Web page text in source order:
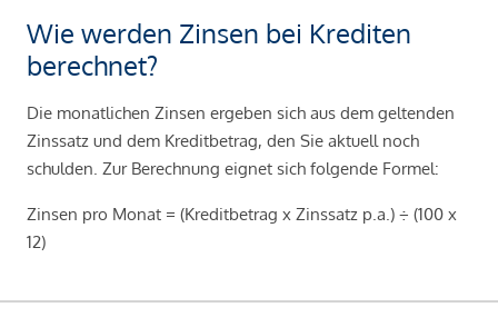
Wie werden Zinsen bei Krediten
berechnet?
Die monatlichen Zinsen ergeben sich aus dem geltenden
Zinssatz und dem Kreditbetrag, den Sie aktuell noch
schulden. Zur Berechnung eignet sich folgende Formel:
Zinsen pro Monat = (Kreditbetrag x Zinssatz p.a.) ÷ (100 x
12)